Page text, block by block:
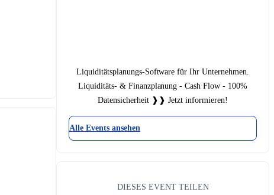
Liquiditätsplanungs-Software für Ihr Unternehmen.
Liquiditäts- & Finanzplanung - Cash Flow - 100%
Datensicherheit ❱❱ Jetzt informieren!
Alle Events ansehen
DIESES EVENT TEILEN